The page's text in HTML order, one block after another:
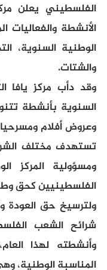
الفلسطيني يعلن
الأنشطة والفعاليات
الوطنية السنوية،
والشتات.
وقد دأب مركز يافا
السنوية بأنشطة
وعروض أفلام
تستهدف مختلف
ومسؤولية المركز
الفلسطينيين كحق
ولترسيخ حق العودة
شرائح الشعب
وأنشطته لهذا
المناسبة الوطنية،